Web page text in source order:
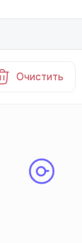
Очистить